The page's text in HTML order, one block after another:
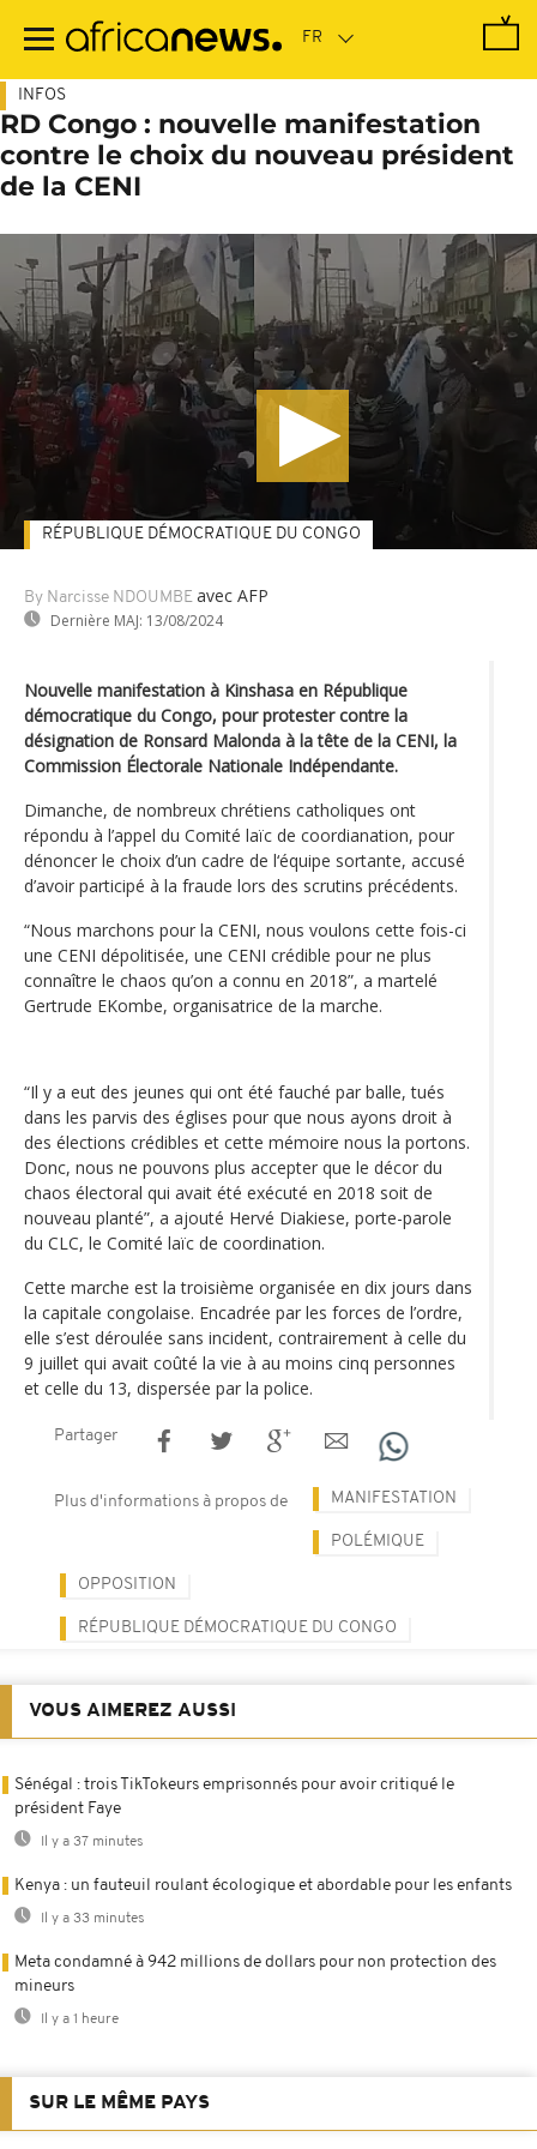
contenu
INFOS
RD Congo : nouvelle manifestation
contre le choix du nouveau président
de la CENI
By Narcisse NDOUMBE avec AFP
Dernière MAJ: 13/08/2024
RÉPUBLIQUE DÉMOCRATIQUE DU CONGO
Nouvelle manifestation à Kinshasa en République
démocratique du Congo, pour protester contre la
désignation de Ronsard Malonda à la tête de la CENI, la
Commission Électorale Nationale Indépendante.
Dimanche, de nombreux chrétiens catholiques ont
répondu à l’appel du Comité laïc de coordianation, pour
dénoncer le choix d’un cadre de l‘équipe sortante, accusé
d’avoir participé à la fraude lors des scrutins précédents.
“Nous marchons pour la CENI, nous voulons cette fois-ci
une CENI dépolitisée, une CENI crédible pour ne plus
connaître le chaos qu’on a connu en 2018”, a martelé
Gertrude EKombe, organisatrice de la marche.
“Il y a eut des jeunes qui ont été fauché par balle, tués
dans les parvis des églises pour que nous ayons droit à
des élections crédibles et cette mémoire nous la portons.
Donc, nous ne pouvons plus accepter que le décor du
chaos électoral qui avait été exécuté en 2018 soit de
nouveau planté”, a ajouté Hervé Diakiese, porte-parole
du CLC, le Comité laïc de coordination.
Cette marche est la troisième organisée en dix jours dans
la capitale congolaise. Encadrée par les forces de l’ordre,
elle s’est déroulée sans incident, contrairement à celle du
9 juillet qui avait coûté la vie à au moins cinq personnes
et celle du 13, dispersée par la police.
Partager
Plus d'informations à propos de MANIFESTATION
POLÉMIQUE
OPPOSITION
RÉPUBLIQUE DÉMOCRATIQUE DU CONGO
VOUS AIMEREZ AUSSI
Sénégal : trois TikTokeurs emprisonnés pour avoir critiqué le
président Faye
Il y a 37 minutes
Kenya : un fauteuil roulant écologique et abordable pour les enfants
Il y a 33 minutes
Meta condamné à 942 millions de dollars pour non protection des
mineurs
Il y a 1 heure
SUR LE MÊME PAYS